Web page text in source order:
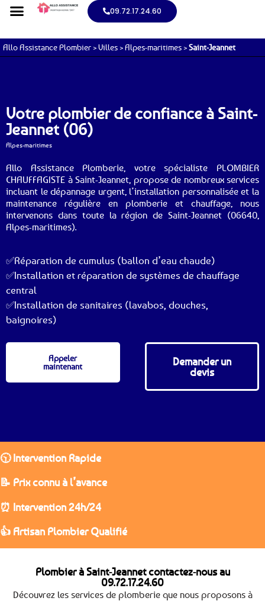
09.72.17.24.60
Allo Assistance Plombier >Villes >Alpes-maritimes >Saint-Jeannet
Votre plombier de confiance à Saint-
Jeannet (06)
Alpes-maritimes
Allo Assistance Plomberie, votre spécialiste PLOMBIER
CHAUFFAGISTE à Saint-Jeannet, propose de nombreux services
incluant le dépannage urgent, l’installation personnalisée et la
maintenance régulière en plomberie et chauffage, nous
intervenons dans toute la région de Saint-Jeannet (06640,
Alpes-maritimes).
✅Réparation de cumulus (ballon d’eau chaude)
✅Installation et réparation de systèmes de chauffage
central
✅Installation de sanitaires (lavabos, douches,
baignoires)
Appeler
maintenant
Demander un
devis
🕥 Intervention Rapide
📝 Prix connu à l’avance
⏰ Intervention 24h/24
👍 Artisan Plombier Qualifié
Plombier à Saint-Jeannet contactez-nous au
09.72.17.24.60
Découvrez les services de plomberie que nous proposons à